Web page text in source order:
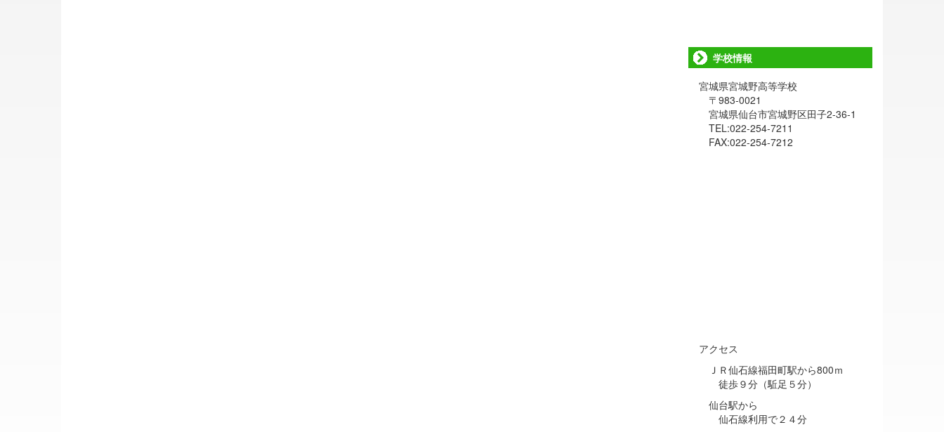
学校情報
宮城県宮城野高等学校
〒983-0021
宮城県仙台市宮城野区田子2-36-1
TEL:022-254-7211
FAX:022-254-7212
アクセス
ＪＲ仙石線福田町駅から800ｍ
徒歩９分（駈足５分）
仙台駅から
仙石線利用で２４分